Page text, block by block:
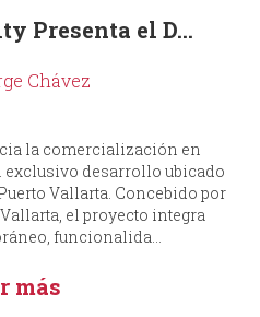
Presenta el D...
Chávez
la comercialización en
exclusivo desarrollo ubicado
Vallarta. Concebido por
el proyecto integra
funcionalida...
más